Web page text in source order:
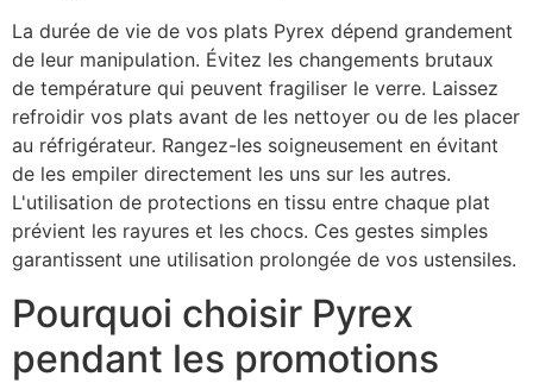
La durée de vie de vos plats Pyrex dépend grandement
de leur manipulation. Évitez les changements brutaux
de température qui peuvent fragiliser le verre. Laissez
refroidir vos plats avant de les nettoyer ou de les placer
au réfrigérateur. Rangez-les soigneusement en évitant
de les empiler directement les uns sur les autres.
L'utilisation de protections en tissu entre chaque plat
prévient les rayures et les chocs. Ces gestes simples
garantissent une utilisation prolongée de vos ustensiles.
Pourquoi choisir Pyrex
pendant les promotions